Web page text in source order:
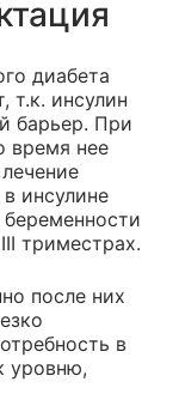
диабета
т.к. инсулин
барьер. При
время нее
инсулине
триместрах.
после них
в
уровню,